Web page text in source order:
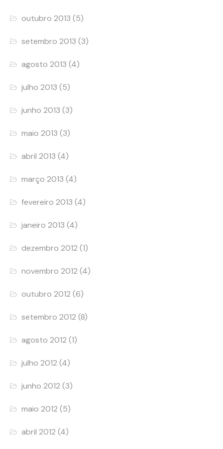
outubro 2013 (5)
setembro 2013 (3)
agosto 2013 (4)
julho 2013 (5)
junho 2013 (3)
maio 2013 (3)
abril 2013 (4)
março 2013 (4)
fevereiro 2013 (4)
janeiro 2013 (4)
dezembro 2012 (1)
novembro 2012 (4)
outubro 2012 (6)
setembro 2012 (8)
agosto 2012 (1)
julho 2012 (4)
junho 2012 (3)
maio 2012 (5)
abril 2012 (4)